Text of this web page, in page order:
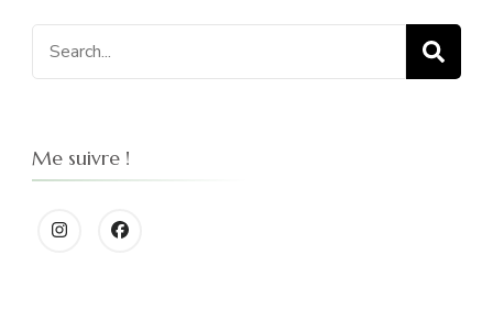
Search
for:
Me suivre !